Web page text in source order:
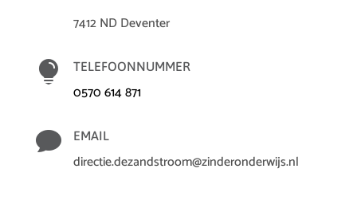
7412 ND Deventer
 TELEFOONNUMMER
0570 614 871
 EMAIL
directie.dezandstroom@zinderonderwijs.nl